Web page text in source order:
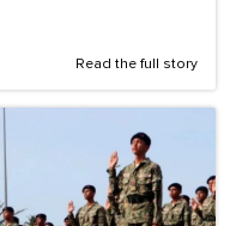
Read the full story